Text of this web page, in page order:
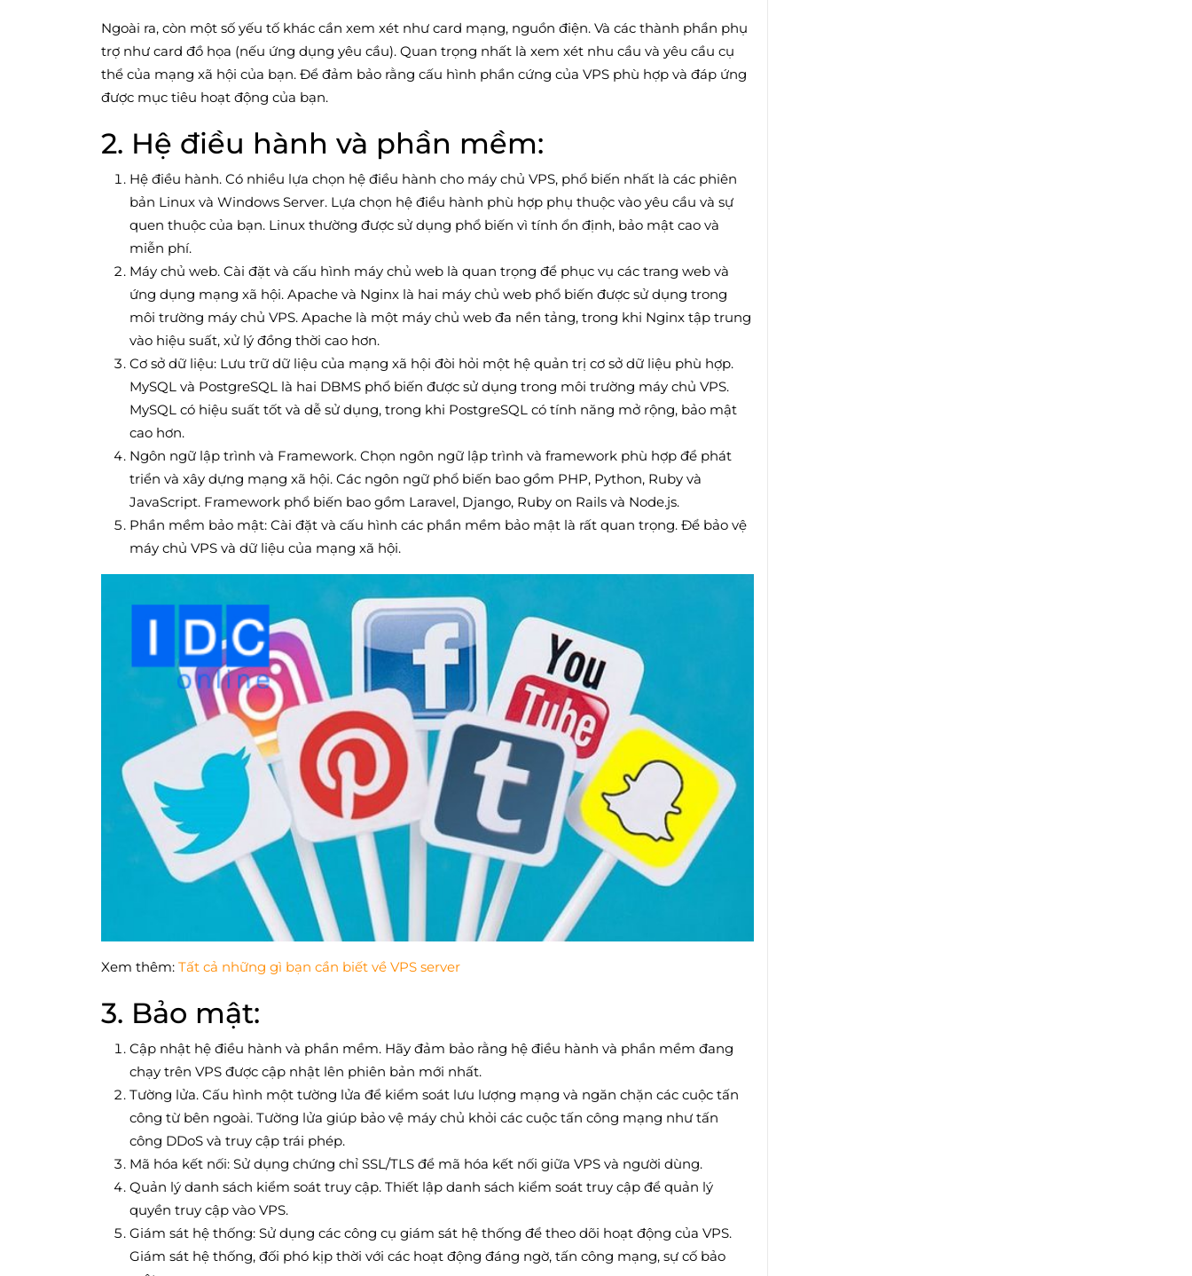
Ngoài ra, còn một số yếu tố khác cần xem xét như card mạng, nguồn điện. Và các thành phần phụ
trợ như card đồ họa (nếu ứng dụng yêu cầu). Quan trọng nhất là xem xét nhu cầu và yêu cầu cụ
thể của mạng xã hội của bạn. Để đảm bảo rằng cấu hình phần cứng của VPS phù hợp và đáp ứng
được mục tiêu hoạt động của bạn.
2. Hệ điều hành và phần mềm:
Hệ điều hành. Có nhiều lựa chọn hệ điều hành cho máy chủ VPS, phổ biến nhất là các phiên
bản Linux và Windows Server. Lựa chọn hệ điều hành phù hợp phụ thuộc vào yêu cầu và sự
quen thuộc của bạn. Linux thường được sử dụng phổ biến vì tính ổn định, bảo mật cao và
miễn phí.
Máy chủ web. Cài đặt và cấu hình máy chủ web là quan trọng để phục vụ các trang web và
ứng dụng mạng xã hội. Apache và Nginx là hai máy chủ web phổ biến được sử dụng trong
môi trường máy chủ VPS. Apache là một máy chủ web đa nền tảng, trong khi Nginx tập trung
vào hiệu suất, xử lý đồng thời cao hơn.
Cơ sở dữ liệu: Lưu trữ dữ liệu của mạng xã hội đòi hỏi một hệ quản trị cơ sở dữ liệu phù hợp.
MySQL và PostgreSQL là hai DBMS phổ biến được sử dụng trong môi trường máy chủ VPS.
MySQL có hiệu suất tốt và dễ sử dụng, trong khi PostgreSQL có tính năng mở rộng, bảo mật
cao hơn.
Ngôn ngữ lập trình và Framework. Chọn ngôn ngữ lập trình và framework phù hợp để phát
triển và xây dựng mạng xã hội. Các ngôn ngữ phổ biến bao gồm PHP, Python, Ruby và
JavaScript. Framework phổ biến bao gồm Laravel, Django, Ruby on Rails và Node.js.
Phần mềm bảo mật: Cài đặt và cấu hình các phần mềm bảo mật là rất quan trọng. Để bảo vệ
máy chủ VPS và dữ liệu của mạng xã hội.
Xem thêm: Tất cả những gì bạn cần biết về VPS server
3. Bảo mật:
Cập nhật hệ điều hành và phần mềm. Hãy đảm bảo rằng hệ điều hành và phần mềm đang
chạy trên VPS được cập nhật lên phiên bản mới nhất.
Tường lửa. Cấu hình một tường lửa để kiểm soát lưu lượng mạng và ngăn chặn các cuộc tấn
công từ bên ngoài. Tường lửa giúp bảo vệ máy chủ khỏi các cuộc tấn công mạng như tấn
công DDoS và truy cập trái phép.
Mã hóa kết nối: Sử dụng chứng chỉ SSL/TLS để mã hóa kết nối giữa VPS và người dùng.
Quản lý danh sách kiểm soát truy cập. Thiết lập danh sách kiểm soát truy cập để quản lý
quyền truy cập vào VPS.
Giám sát hệ thống: Sử dụng các công cụ giám sát hệ thống để theo dõi hoạt động của VPS.
Giám sát hệ thống, đối phó kịp thời với các hoạt động đáng ngờ, tấn công mạng, sự cố bảo